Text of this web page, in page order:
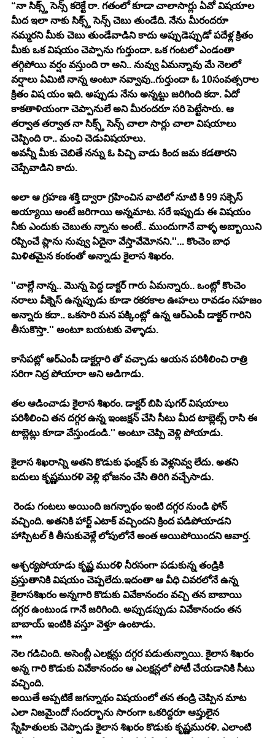
“నా సిక్స్త్ సెన్స్ కరెక్టే రా. గతంలో కూడా చాలాసార్లు ఏవో విషయాల
మీద ఇలా నాకు సిక్స్త్ సెన్స్ చెబు తుండేది. నేను మీరందరూ
నమ్మరని మీకు చెబు తుండేవాడిని కాదు అప్పుడెప్పుడో పదేళ్ల క్రితం
మీకు ఒక విషయం చెప్పాను గుర్తుందా. ఒక గంటలో ఎండంతా
తగ్గిపోయి వర్షం వస్తుంది రా అని.. నువ్వు ఏమన్నావు మే నెలలో
వర్షాలు ఏమిటి నాన్న అంటూ నవ్వావు..గుర్తుందా ఓ 10సంవత్సరాల
క్రితం విష యం ఇది. అప్పుడు నేను అన్నట్టు జరిగింది కదా. ఏదో
కాకతాళియంగా చెప్పానులే అని మీరందరూ సరి పెట్టేసారు. ఆ
తర్వాత తర్వాత నా సిక్స్త్ సెన్స్ చాలా సార్లు చాలా విషయాలు
చెప్పింది రా.. మంచి చెడువిషయాలు.
అవన్నీ మీకు చెబితే నన్ను ఓ పిచ్చి వాడు కింద జమ కడతారని
చెప్పేవాడిని కాదు.
అలా ఆ గ్రహణ శక్తి ద్వారా గ్రహించిన వాటిలో నూటి కి 99 సక్సెస్
అయ్యాయి అంటే జరిగాయి అన్నమాట. సరే ఇప్పుడు ఈ విషయం
నీకు ఎందుకు చెబుతు న్నాను అంటే.. ముందుగానే వాళ్ళ అబ్బాయిని
రప్పించే ప్లాను నువ్వు ఏదైనా వేస్తావేమోనని.''... కొంచెం బాధ
మిళితమైన కంఠంతో అన్నాడు కైలాస శిఖరం.
''చాల్లే నాన్న.. మొన్న పెద్ద డాక్టర్ గారు ఏమన్నారు.. ఒంట్లో కొంచెం
నరాలు వీక్నెస్ ఉన్నప్పుడు కూడా రకరకాల ఊహలు రావడం సహజం
అన్నారు కదా.. ఒకసారి మన పక్కింట్లో ఉన్న ఆర్ఎంపీ డాక్టర్ గారిని
తీసుకొస్తా.'' అంటూ బయటకు వెళ్ళాడు.
కాసేపట్లో ఆర్ఎంపీ డాక్టర్గారి తో వచ్చాడు ఆయన పరిశీలించి రాత్రి
సరిగా నిద్ర పోయారా అని అడిగాడు.
తల ఆడించాడు కైలాస శిఖరం. డాక్టర్ బిపి షుగర్ విషయాలు
పరిశీలించి తన దగ్గర ఉన్న ఇంజక్షన్ చేసి సీటు మీద టాబ్లెట్స్ రాసి ఈ
టాబ్లెట్లు కూడా వేస్తుండండి.'' అంటూ చెప్పి వెళ్లి పోయాడు.
కైలాస శిఖరాన్ని అతని కొడుకు ఫంక్షన్ కు వెళ్లనివ్వ లేదు. అతని
బదులు కృష్ణమురళి వెళ్లి భోజనం చేసి తిరిగి వచ్చేసాడు.
వచ్చింది. అతనికి హార్ట్ ఎటాక్ వచ్చిందని క్రింద పడిపోయాడని
హాస్పిటల్ కి తీసుకువెళ్లే లోపులోనే అంత అయిపోయిందని ఆవార్త.
ఆశ్చర్యపోయాడు కృష్ణ మురళి నీరసంగా పడుకున్న తండ్రికి
ప్రస్తుతానికి విషయం చెప్పలేదు.ఇదంతా ఆ వీధి చివరలోనే ఉన్న
కైలాసశిఖరం అన్నగారి కొడుకు వివేకానందం వచ్చి తన బాబాయి
దగ్గర ఉంటుండ గానే జరిగింది. అప్పుడప్పుడు వివేకానందం తన
బాబాయ్ ఇంటికి వస్తూ వెళ్తూ ఉంటాడు.
***
నెల గడిచింది. అసెంబ్లీ ఎలక్షన్లు దగ్గర పడుతున్నాయి. కైలాస శిఖరం
అన్న గారి కొడుకు వివేకానందం ఆ ఎలక్షన్లలో పోటీ చేయడానికి సీటు
వచ్చింది.
అయితే అప్పటికే జగన్నాథం విషయంలో తన తండ్రి చెప్పిన మాట
ఎలా నిజమైందో సందర్భాను సారంగా ఒకరిద్దరూ ఆప్తులైన
స్నేహితులకు చెప్పాడు కైలాస శిఖరం కొడుకు కృష్ణమురళి. ఎలాంటి